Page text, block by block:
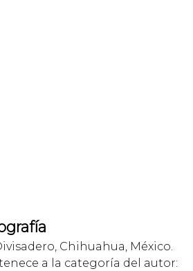
Chihuahua, México.
a la categoría del autor: